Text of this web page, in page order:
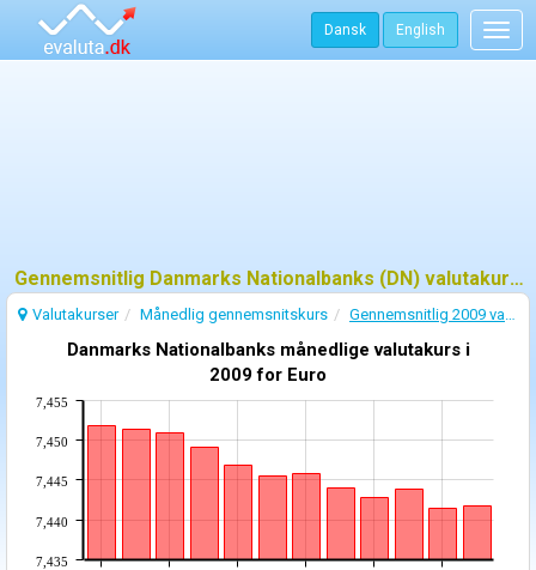
Dansk English
Gennemsnitlig Danmarks Nationalbanks (DN) valutakurs - 2009
Valutakurser Månedlig gennemsnitskurs Gennemsnitlig 2009 valutakurs
Danmarks Nationalbanks månedlige valutakurs i
2009 for Euro
7,435
7,440
7,445
7,450
7,455